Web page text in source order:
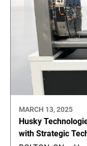
MARCH 13, 2025
Husky
with Strategic